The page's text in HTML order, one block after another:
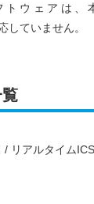
トウェアは、
していません。
リアルタイム